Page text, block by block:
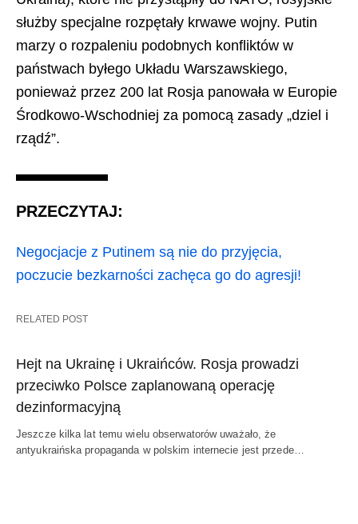
służby specjalne rozpętały krwawe wojny. Putin
marzy o rozpaleniu podobnych konfliktów w
państwach byłego Układu Warszawskiego,
ponieważ przez 200 lat Rosja panowała w Europie
Środkowo-Wschodniej za pomocą zasady „dziel i
rządź”.
PRZECZYTAJ:
Negocjacje z Putinem są nie do przyjęcia,
poczucie bezkarności zachęca go do agresji!
RELATED POST
Hejt na Ukrainę i Ukraińców. Rosja prowadzi
przeciwko Polsce zaplanowaną operację
dezinformacyjną
Jeszcze kilka lat temu wielu obserwatorów uważało, że
antyukraińska propaganda w polskim internecie jest przede…